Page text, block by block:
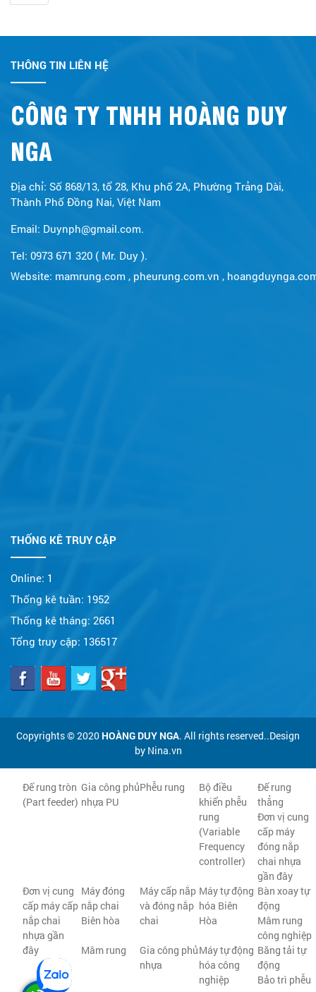
THÔNG TIN LIÊN HỆ
CÔNG TY TNHH HOÀNG DUY
NGA
Địa chỉ: Số 868/13, tổ 28, Khu phố 2A, Phường Trảng Dài,
Thành Phố Đồng Nai, Việt Nam
Email: Duynph@gmail.com.
Tel: 0973 671 320 ( Mr. Duy ).
Website: mamrung.com , pheurung.com.vn ,
THỐNG KÊ TRUY CẬP
Online: 1
Thống kê tuần: 1952
Thống kê tháng: 2661
Tổng truy cập: 136517
Copyrights © 2020 HOÀNG DUY NGA. All rights reserved..Design
by Nina.vn
Đế rung tròn
(Part feeder)
Gia công phủ
nhựa PU
Phễu rung
Bộ điều
khiển phễu
rung
(Variable
Frequency
controller)
Đế rung
thẳng
Đơn vị cung
cấp máy
đóng nắp
chai nhựa
gần đây
Đơn vị cung
cấp máy cấp
nắp chai
nhựa gần
đây
Máy đóng
nắp chai
Biên hòa
Máy cấp nắp
và đóng nắp
chai
Máy tự động
hóa Biên
Hòa
Bàn xoay tự
động
Mâm rung
công nghiệp
Mâm rung
Gia công phủ
nhựa
Máy tự động
hóa công
nghiệp
Băng tải tự
động
Bảo trì phễu